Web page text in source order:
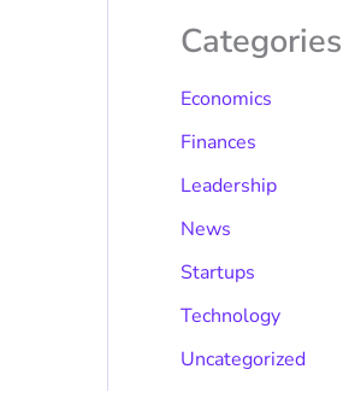
Categories
Economics
Finances
Leadership
News
Startups
Technology
Uncategorized